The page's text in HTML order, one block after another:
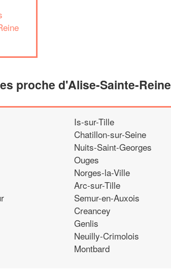
proche d'Alise-Sainte-Reine
Is-sur-Tille
Chatillon-sur-Seine
Nuits-Saint-Georges
Ouges
Norges-la-Ville
Arc-sur-Tille
Semur-en-Auxois
Creancey
Genlis
Neuilly-Crimolois
Montbard